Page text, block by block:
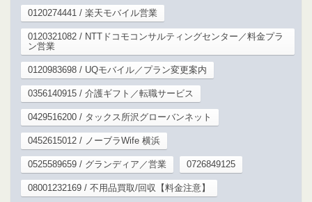
0120274441 / 楽天モバイル営業
0120321082 / NTTドコモコンサルティングセンター／料金プラ
ン営業
0120983698 / UQモバイル／プラン変更案内
0356140915 / 介護ギフト／転職サービス
0429516200 / タックス所沢グローバンネット
0452615012 / ノーブラWife 横浜
0525589659 / グランディア／営業 0726849125
08001232169 / 不用品買取/回収【料金注意】